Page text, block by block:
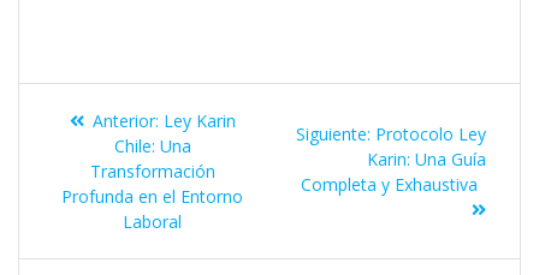
Anterior: Ley Karin
Chile: Una
Transformación
Profunda en el Entorno
Laboral
Siguiente: Protocolo Ley
Karin: Una Guía
Completa y Exhaustiva